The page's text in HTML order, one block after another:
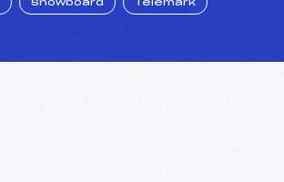
Snowboard Télémark